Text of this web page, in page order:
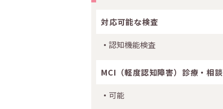
対応可能な検査
認知機能検査
MCI（軽度認知障害）診療・相談
可能